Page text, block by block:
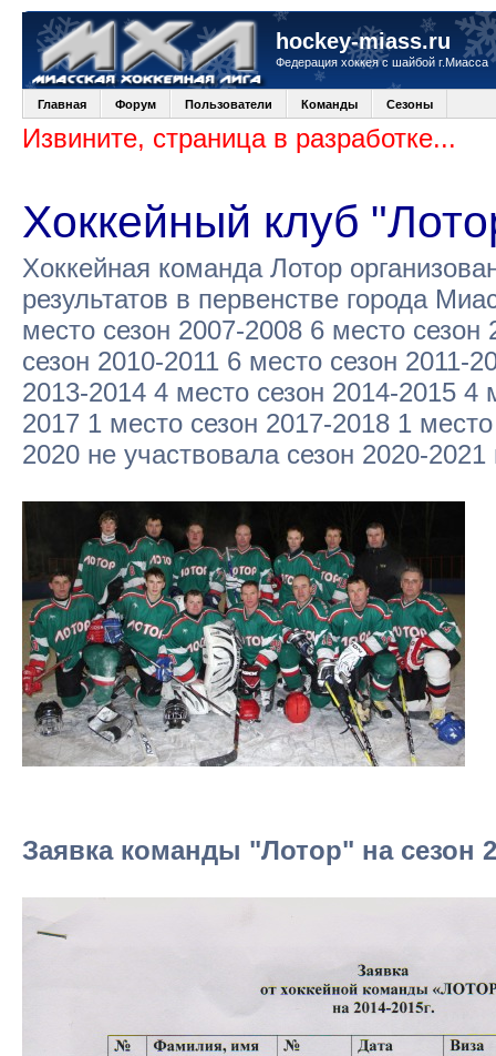
hockey-miass.ru
Федерация хоккея с шайбой г.Миасса
Главная Форум Пользователи Команды Сезоны
Извините, страница в разработке...
Хоккейный клуб
Хоккейная команда Лотор
результатов в первенстве города
место сезон 2007-2008 6 место
сезон 2010-2011 6 место сезон 2011-
2013-2014 4 место сезон 2014-2015 4
2017 1 место сезон 2017-2018 1
2020 не участвовала сезон 2020-
Заявка команды "Лотор" на сезон